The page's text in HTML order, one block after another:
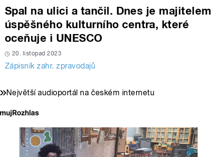
Spal na ulici a tančil. Dnes je majitelem
úspěšného kulturního centra, které
oceňuje i UNESCO
20. listopad 2023
Zápisník zahr. zpravodajů
Největší audioportál na českém internetu